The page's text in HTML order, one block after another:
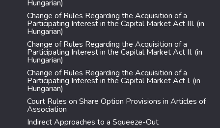
Hungarian)
Change of Rules Regarding the Acquisition of a
Participating Interest in the Capital Market Act III. (in
Hungarian)
Change of Rules Regarding the Acquisition of a
Participating Interest in the Capital Market Act II. (in
Hungarian)
Change of Rules Regarding the Acquisition of a
Participating Interest in the Capital Market Act I. (in
Hungarian)
Court Rules on Share Option Provisions in Articles of
Association
Indirect Approaches to a Squeeze-Out